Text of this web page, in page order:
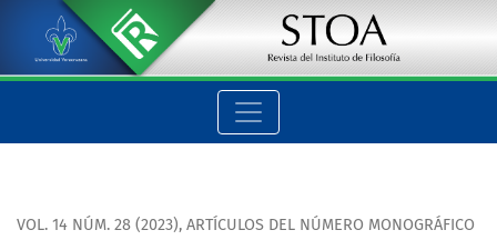
El nihilismo como agente patógeno fúngico
VOL. 14 NÚM. 28 (2023), ARTÍCULOS DEL NÚMERO MONOGRÁFICO